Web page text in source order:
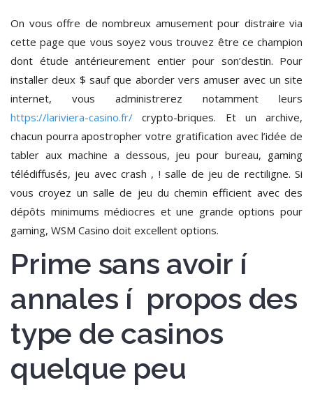
On vous offre de nombreux amusement pour distraire via
cette page que vous soyez vous trouvez être ce champion
dont étude antérieurement entier pour son’destin. Pour
installer deux $ sauf que aborder vers amuser avec un site
internet, vous administrerez notamment leurs
https://lariviera-casino.fr/ crypto-briques. Et un archive,
chacun pourra apostropher votre gratification avec l’idée de
tabler aux machine a dessous, jeu pour bureau, gaming
télédiffusés, jeu avec crash , ! salle de jeu de rectiligne. Si
vous croyez un salle de jeu du chemin efficient avec des
dépôts minimums médiocres et une grande options pour
gaming, WSM Casino doit excellent options.
Prime sans avoir í
annales í propos des
type de casinos
quelque peu